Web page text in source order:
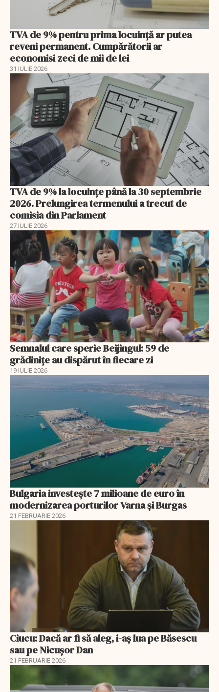
TVA de 9% pentru prima locuință ar putea
reveni permanent. Cumpărătorii ar
economisi zeci de mii de lei
31 IULIE 2026
TVA de 9% la locuințe până la 30 septembrie
2026. Prelungirea termenului a trecut de
comisia din Parlament
27 IULIE 2026
Semnalul care sperie Beijingul: 59 de
grădinițe au dispărut în fiecare zi
19 IULIE 2026
Bulgaria investește 7 milioane de euro în
modernizarea porturilor Varna și Burgas
21 FEBRUARIE 2026
Ciucu: Dacă ar fi să aleg, i-aș lua pe Băsescu
sau pe Nicușor Dan
21 FEBRUARIE 2026